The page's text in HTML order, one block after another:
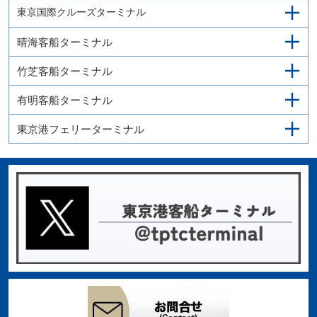
東京国際クルーズターミナル
晴海客船ターミナル
竹芝客船ターミナル
有明客船ターミナル
東京港フェリーターミナル